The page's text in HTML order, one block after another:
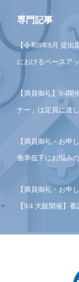
専門記事
【令和8年8月 提出
におけるベースア
【満員御礼】9/4開
ナー」は定員に達
【満員御礼・お申
働率低下にお悩み
【満員御礼・お申
【9/4 大阪開催】